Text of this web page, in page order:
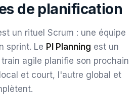
de planification
un rituel Scrum : une équipe
sprint. Le PI Planning est un
agile planifie son prochain
et court, l'autre global et